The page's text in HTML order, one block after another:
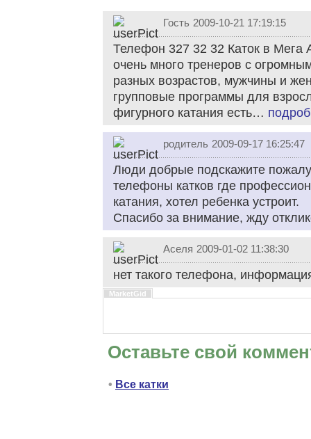
Гость 2009-10-21 17:19:15
Телефон 327 32 32 Каток в Мега
очень много тренеров с
разных возрастов, мужчины и
групповые программы для
фигурного катания есть…
родитель 2009-09-17 16:25:47
Люди добрые подскажите
телефоны катков где
катания, хотел ребенка устроит.
Спасибо за внимание, жду
Аселя 2009-01-02 11:38:30
нет такого телефона,
MarketGid
Оставьте свой
• Все катки